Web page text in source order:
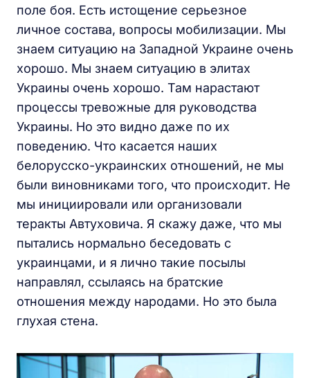
поле боя. Есть истощение серьезное
личное состава, вопросы мобилизации. Мы
знаем ситуацию на Западной Украине очень
хорошо. Мы знаем ситуацию в элитах
Украины очень хорошо. Там нарастают
процессы тревожные для руководства
Украины. Но это видно даже по их
поведению. Что касается наших
белорусско-украинских отношений, не мы
были виновниками того, что происходит. Не
мы инициировали или организовали
теракты Автуховича. Я скажу даже, что мы
пытались нормально беседовать с
украинцами, и я лично такие посылы
направлял, ссылаясь на братские
отношения между народами. Но это была
глухая стена.